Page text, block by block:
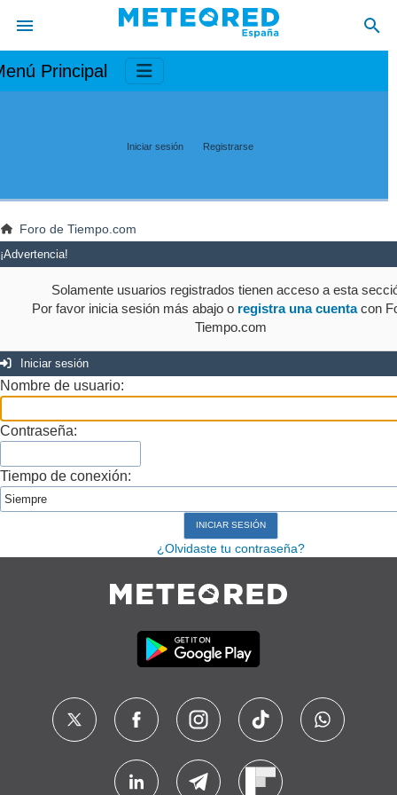
Principal
Iniciar sesión Registrarse
Foro de Tiempo.com
¡Advertencia!
Solamente usuarios registrados tienen acceso a esta
Por favor inicia sesión más abajo o registra una cuentacon
Tiempo.com
Iniciar sesión
Nombre de usuario:
Contraseña:
Tiempo de conexión:
¿Olvidaste tu contraseña?